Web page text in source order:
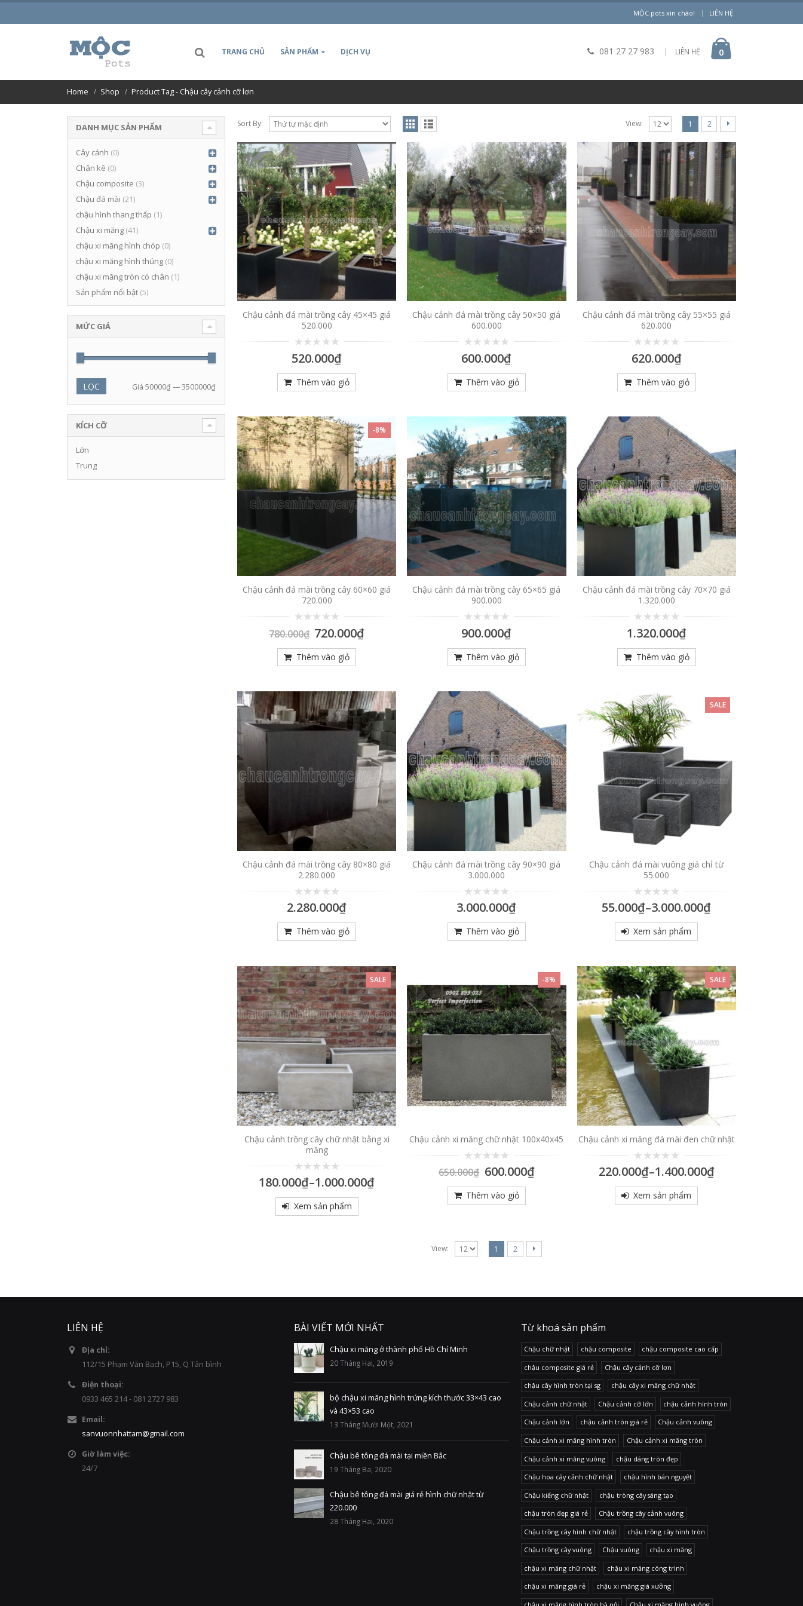
MỘC pots xin chào! | LIÊN HỆ
TRANG CHỦ SẢN PHẨM DỊCH VỤ 081 27 27 983 | LIÊN HỆ 0
Home Shop Product Tag - Chậu cây cảnh cỡ lơn
Sort By: View: 1 2
Chậu cảnh đá mài trồng cây 45×45 giá
520.000
0
trên
520.000₫
Thêm vào giỏ
Chậu cảnh đá mài trồng cây 50×50 giá
600.000
0
trên
600.000₫
Thêm vào giỏ
Chậu cảnh đá mài trồng cây 55×55 giá
620.000
0
trên
620.000₫
Thêm vào giỏ
-8%
Chậu cảnh đá mài trồng cây 60×60 giá
720.000
trên
780.000₫ 720.000₫
Thêm vào giỏ
Chậu cảnh đá mài trồng cây 65×65 giá
900.000
0
trên
900.000₫
Thêm vào giỏ
Chậu cảnh đá mài trồng cây 70×70 giá
1.320.000
0
trên
1.320.000₫
Thêm vào giỏ
Chậu cảnh đá mài trồng cây 80×80 giá
2.280.000
0
trên
2.280.000₫
Thêm vào giỏ
Chậu cảnh đá mài trồng cây 90×90 giá
3.000.000
0
trên
3.000.000₫
Thêm vào giỏ
SALE
Chậu cảnh đá mài vuông giá chỉ từ
55.000
0
trên
55.000₫–3.000.000₫
Xem sản phẩm
SALE
Chậu cảnh trồng cây chữ nhật bằng xi
măng
0
trên
180.000₫–1.000.000₫
Xem sản phẩm
-8%
Chậu cảnh xi măng chữ nhật 100x40x45
0
trên
650.000₫ 600.000₫
Thêm vào giỏ
SALE
Chậu cảnh xi măng đá mài đen chữ nhật
0
trên
220.000₫–1.400.000₫
Xem sản phẩm
View: 1 2
DANH MỤC SẢN PHẨM
Cây cảnh (0)
Chân kê (0)
Chậu composite (3)
Chậu đá mài (21)
chậu hình thang thấp (1)
Chậu xi măng (41)
chậu xi măng hình chóp (0)
chậu xi măng hình thúng (0)
chậu xi măng tròn có chân (1)
Sản phẩm nổi bật (5)
MỨC GIÁ
LỌC Giá50000₫—3500000₫
KÍCH CỠ
Lớn
Trung
LIÊN HỆ
Địa chỉ:
112/15 Phạm Văn Bạch, P15, Q Tân bình
Điện thoại:
0933 465 214 - 081 2727 983
Email:
sanvuonnhattam@gmail.com
Giờ làm việc:
24/7
BÀI VIẾT MỚI NHẤT
Chậu xi măng ở thành phố Hồ Chí Minh
20 Tháng Hai, 2019
bộ chậu xi măng hình trứng kích thước 33×43 cao
và 43×53 cao
13 Tháng Mười Một, 2021
Chậu bê tông đá mài tại miền Bắc
19 Tháng Ba, 2020
Chậu bê tông đá mài giá rẻ hình chữ nhật từ
220.000
28 Tháng Hai, 2020
Từ khoá sản phẩm
Chậu chữ nhật chậu composite chậu composite cao cấp
chậu composite giá rẻ Chậu cây cảnh cỡ lơn
chậu cây hình tròn tại sg chậu cây xi măng chữ nhật
Chậu cảnh chữ nhật Chậu cảnh cỡ lớn chậu cảnh hình tròn
Chậu cảnh lớn chậu cảnh tròn giá rẻ Chậu cảnh vuông
Chậu cảnh xi măng hình tròn Chậu cảnh xi măng tròn
Chậu cảnh xi măng vuông chậu dáng tròn đẹp
Chậu hoa cây cảnh chữ nhật chậu hình bán nguyệt
Chậu kiểng chữ nhật chậu tròng cây sáng tạo
chậu tròn đẹp giá rẻ Chậu trồng cây cảnh vuông
Chậu trồng cây hình chữ nhật chậu trồng cây hình tròn
Chậu trồng cây vuông Chậu vuông chậu xi măng
chậu xi măng chữ nhật chậu xi măng công trình
chậu xi măng giá rẻ chậu xi măng giá xưởng